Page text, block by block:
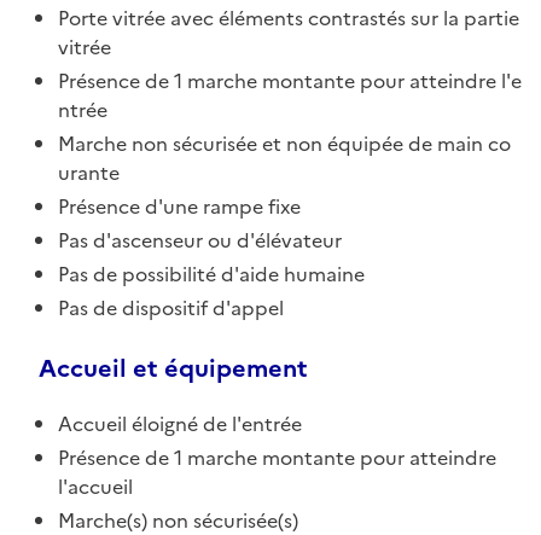
Porte vitrée avec éléments contrastés sur la partie
vitrée
Présence de 1 marche montante pour atteindre l'e
ntrée
Marche non sécurisée et non équipée de main co
urante
Présence d'une rampe fixe
Pas d'ascenseur ou d'élévateur
Pas de possibilité d'aide humaine
Pas de dispositif d'appel
Accueil et équipement
Accueil éloigné de l'entrée
Présence de 1 marche montante pour atteindre
l'accueil
Marche(s) non sécurisée(s)